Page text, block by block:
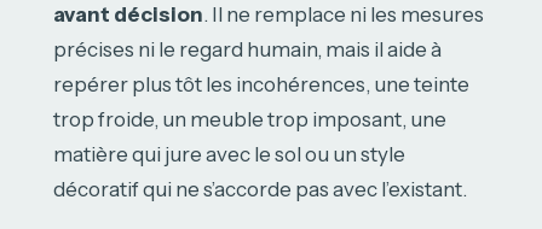
avant décision. Il ne remplace ni les mesures
précises ni le regard humain, mais il aide à
repérer plus tôt les incohérences, une teinte
trop froide, un meuble trop imposant, une
matière qui jure avec le sol ou un style
décoratif qui ne s’accorde pas avec l’existant.